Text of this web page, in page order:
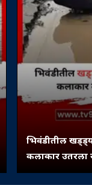
भिवंडीतील
कलाकार उतरला